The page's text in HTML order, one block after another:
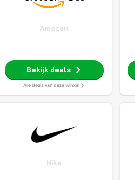
Amazon
Bekijk deals
Alle deals van deze winkel
Nike